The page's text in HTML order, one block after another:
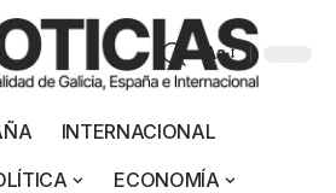
Aa
INTERNACIONAL
ECONOMÍA